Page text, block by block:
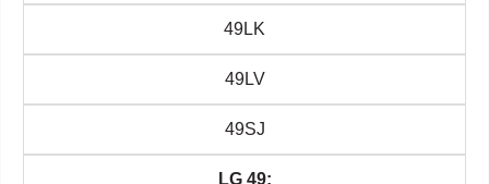
49LK
49LV
49SJ
LG 49: